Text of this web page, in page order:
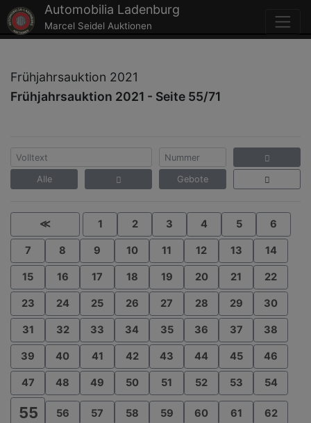
Automobilia Ladenburg
Marcel Seidel Auktionen
Frühjahrsauktion 2021
Frühjahrsauktion 2021 - Seite 55/71
Alle Gebote
≪ 1 2 3 4 5 6
7 8 9 10 11 12 13 14
15 16 17 18 19 20 21 22
23 24 25 26 27 28 29 30
31 32 33 34 35 36 37 38
39 40 41 42 43 44 45 46
47 48 49 50 51 52 53 54
55 56 57 58 59 60 61 62